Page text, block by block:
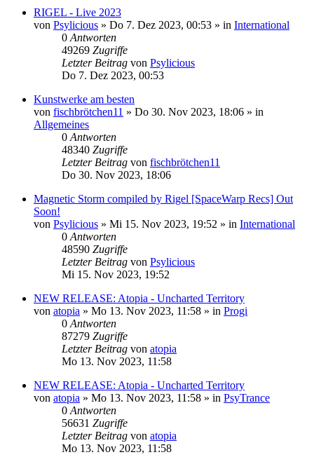
RIGEL - Live 2023
von Psylicious » Do 7. Dez 2023, 00:53 » in International
0 Antworten
49269 Zugriffe
Letzter Beitrag von Psylicious
Do 7. Dez 2023, 00:53
Kunstwerke am besten
von fischbrötchen11 » Do 30. Nov 2023, 18:06 » in
Allgemeines
0 Antworten
48340 Zugriffe
Letzter Beitrag von fischbrötchen11
Do 30. Nov 2023, 18:06
Magnetic Storm compiled by Rigel [SpaceWarp Recs] Out
Soon!
von Psylicious » Mi 15. Nov 2023, 19:52 » in International
0 Antworten
48590 Zugriffe
Letzter Beitrag von Psylicious
Mi 15. Nov 2023, 19:52
NEW RELEASE: Atopia - Uncharted Territory
von atopia » Mo 13. Nov 2023, 11:58 » in Progi
0 Antworten
87279 Zugriffe
Letzter Beitrag von atopia
Mo 13. Nov 2023, 11:58
NEW RELEASE: Atopia - Uncharted Territory
von atopia » Mo 13. Nov 2023, 11:58 » in PsyTrance
0 Antworten
56631 Zugriffe
Letzter Beitrag von atopia
Mo 13. Nov 2023, 11:58